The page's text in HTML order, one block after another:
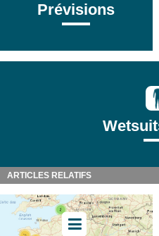
Prévisions
ARTICLES RELATIFS